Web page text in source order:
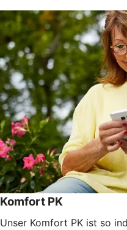
Komfort PK
Unser Komfort PK ist so